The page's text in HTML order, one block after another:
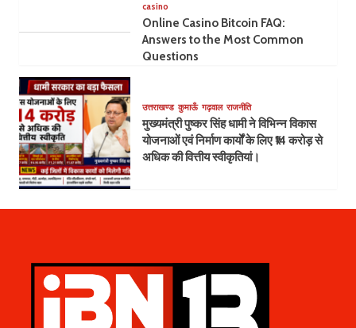
casino
Online Casino Bitcoin FAQ:
Answers to the Most Common
Questions
उत्तराखण्ड कुमाऊँ गढ़वाल राजनीति
मुख्यमंत्री पुष्कर सिंह धामी ने विभिन्न विकास
योजनाओं एवं निर्माण कार्यों के लिए ₹14 करोड़ से
अधिक की वित्तीय स्वीकृतियां।